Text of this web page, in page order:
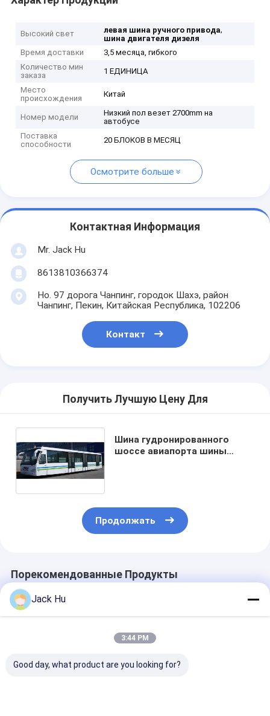
Высокий свет левая шина ручного привода,
шина двигателя дизеля
Время доставки
3,5 месяца, гибкого
Количество мин
заказа
1 ЕДИНИЦА
Место
происхождения
Китай
Номер модели
Низкий пол везет 2700mm на
автобусе
Поставка
способности
20 БЛОКОВ В МЕСЯЦ
Осмотрите больше
Контактная Информация
Mr. Jack Hu
8613810366374
Но. 97 дорога Чанпинг, городок Шахэ, район
Чанпинг, Пекин, Китайская Республика, 102206
Контакт
Получить Лучшую Цену Для
Шина гудронированного
шоссе авиапорта шины
Продолжать
Порекомендованные Продукты
Jack Hu
3:44 PM
Good day, what product are you looking for?